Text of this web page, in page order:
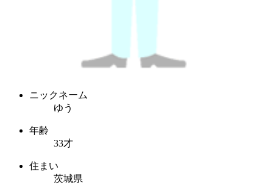
ニックネーム
ゆう
年齢
33才
住まい
茨城県